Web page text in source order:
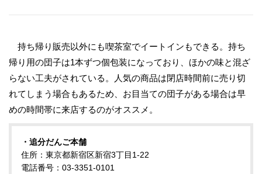
持ち帰り販売以外にも喫茶室でイートインもできる。持ち
帰り用の団子は1本ずつ個包装になっており、ほかの味と混ざ
らない工夫がされている。人気の商品は閉店時間前に売り切
れてしまう場合もあるため、お目当ての団子がある場合は早
めの時間帯に来店するのがオススメ。
・追分だんご本舗
住所：東京都新宿区新宿3丁目1-22
電話番号：03-3351-0101